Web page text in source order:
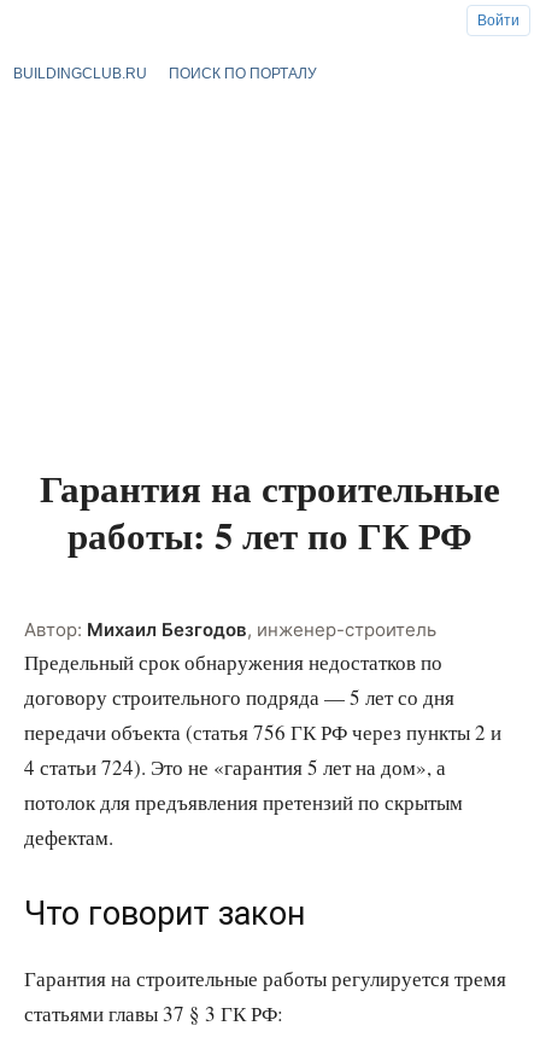
BUILDINGCLUB.RU ПОИСК ПО ПОРТАЛУ
Гарантия на строительные
работы: 5 лет по ГК РФ
Автор: Михаил Безгодов, инженер-строитель
Предельный срок обнаружения недостатков по
договору строительного подряда — 5 лет со дня
передачи объекта (статья 756 ГК РФ через пункты 2 и
4 статьи 724). Это не «гарантия 5 лет на дом», а
потолок для предъявления претензий по скрытым
дефектам.
Что говорит закон
Гарантия на строительные работы регулируется тремя
статьями главы 37 § 3 ГК РФ:
Войти